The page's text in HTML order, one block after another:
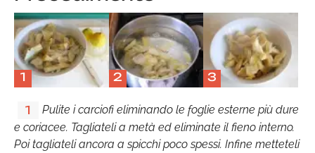
1 2 3
1
Pulite i carciofi eliminando le foglie esterne più dure
e coriacee. Tagliateli a metà ed eliminate il fieno interno.
Poi tagliateli ancora a spicchi poco spessi. Infine metteteli